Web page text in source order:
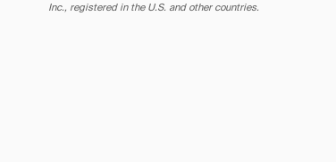
Inc., registered in the U.S. and other countries.